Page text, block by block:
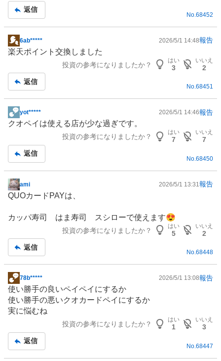
返信
No. 68452
掲
示
事
6ab***** 2026/5/1 14:48報告
楽天ポイント交換しました
投資の参考になりましたか？
はい
3
いいえ
2
返信
No.68451
掲
示
事
yot***** 2026/5/1 14:46報告
クオペイは使える店が少な過ぎです。
投資の参考になりましたか？
はい
7
いいえ
7
返信
No. 68450
掲
示
記
ami 2026/5/1 13:31 報告
QUOカードPAYは、
カッパ寿司 はま寿司 スシローで使えます😍
投資の参考になりましたか？
はい
5
いいえ
2
返信
No.68448
掲
示
板
記
78b***** 2026/5/1 13:08報告
使い勝手の良いペイペイにするか
使い勝手の悪いクオカードペイにするか
実に悩むね
投資の参考になりましたか？
はい
1
いいえ
3
返信
No. 68447